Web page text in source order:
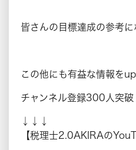
皆さんの目標達成の参考に
この他にも有益な情報を
チャンネル登録300人突破
↓↓↓
【税理士2.0AKIRAの